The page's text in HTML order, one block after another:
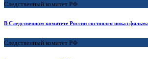
Следственный комитет РФ
В Следственном комитете России состоялся показ
Следственный комитет РФ